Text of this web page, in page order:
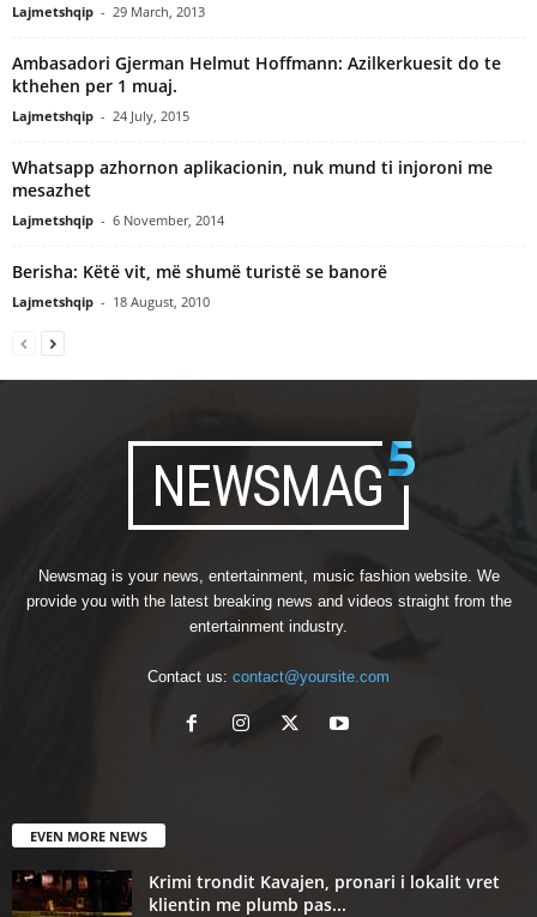
Lajmetshqip - 29 March, 2013
Ambasadori Gjerman Helmut Hoffmann: Azilkerkuesit do te
kthehen per 1 muaj.
Lajmetshqip - 24 July, 2015
Whatsapp azhornon aplikacionin, nuk mund ti injoroni me
mesazhet
Lajmetshqip - 6 November, 2014
Berisha: Këtë vit, më shumë turistë se banorë
Lajmetshqip - 18 August, 2010
Newsmag is your news, entertainment, music fashion website. We
provide you with the latest breaking news and videos straight from the
entertainment industry.
Contact us: contact@yoursite.com
EVEN MORE NEWS
Krimi trondit Kavajen, pronari i lokalit vret
klientin me plumb pas...